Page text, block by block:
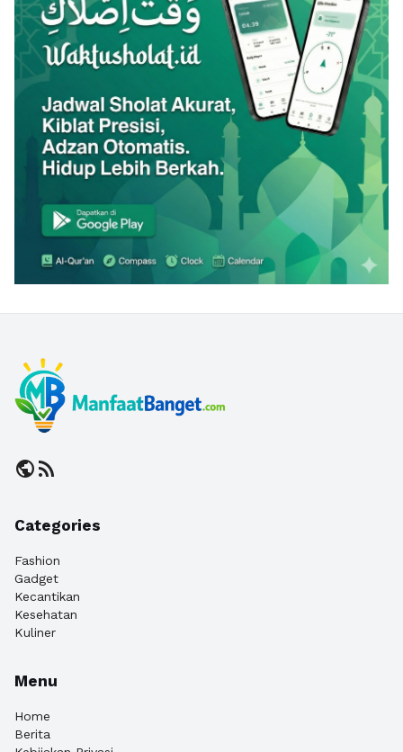
publicrss_feed
Categories
Fashion
Gadget
Kecantikan
Kesehatan
Kuliner
Menu
Home
Berita